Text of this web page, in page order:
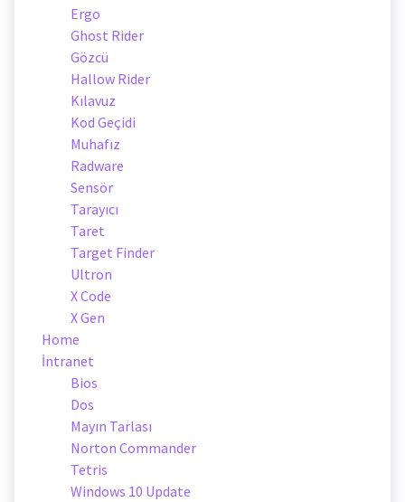
Ergo
Ghost Rider
Gözcü
Hallow Rider
Kılavuz
Kod Geçidi
Muhafız
Radware
Sensör
Tarayıcı
Taret
Target Finder
Ultron
X Code
X Gen
Home
İntranet
Bios
Dos
Mayın Tarlası
Norton Commander
Tetris
Windows 10 Update